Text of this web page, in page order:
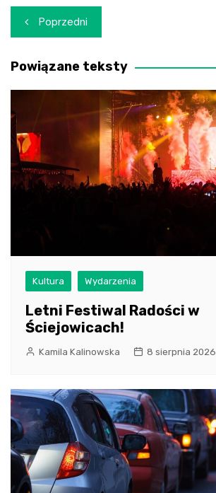
Nawigacja
wpisu
Poprzedni
Powiązane teksty
Kultura Wydarzenia
Letni Festiwal Radości w
Ściejowicach!
Kamila Kalinowska 8 sierpnia 2026